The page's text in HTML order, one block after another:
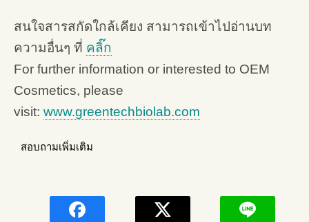
สนใจสารสกัดใกล้เคียง สามารถเข้าไปอ่านบท
ความอื่นๆ ที่ คลิ๊ก
For further information or interested to OEM
Cosmetics, please
visit: www.greentechbiolab.com
สอบถามเพิ่มเติม